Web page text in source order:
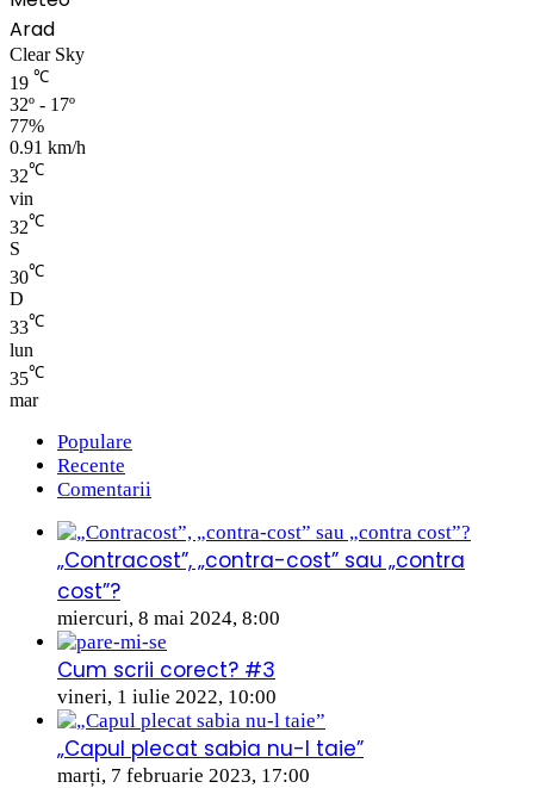
Arad
Clear Sky
19 ℃
32º - 17º
77%
0.91 km/h
32℃
vin
32℃
S
30℃
D
33℃
lun
35℃
mar
Populare
Recente
Comentarii
„Contracost”, „contra-cost” sau „contra
cost”?
miercuri, 8 mai 2024, 8:00
Cum scrii corect? #3
vineri, 1 iulie 2022, 10:00
„Capul plecat sabia nu-l taie”
marți, 7 februarie 2023, 17:00